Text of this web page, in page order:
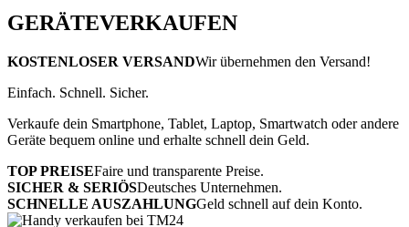
GERÄTEVERKAUFEN
KOSTENLOSER VERSANDWir übernehmen den Versand!
Einfach. Schnell. Sicher.
Verkaufe dein Smartphone, Tablet, Laptop, Smartwatch oder andere
Geräte bequem online und erhalte schnell dein Geld.
TOP PREISEFaire und transparente Preise.
SICHER & SERIÖSDeutsches Unternehmen.
SCHNELLE AUSZAHLUNGGeld schnell auf dein Konto.